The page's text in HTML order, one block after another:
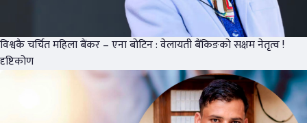
विश्वकै चर्चित महिला बैंकर – एना बोटिन : वेलायती बैंकिङको सक्षम नेतृत्व !
दृष्टिकोण